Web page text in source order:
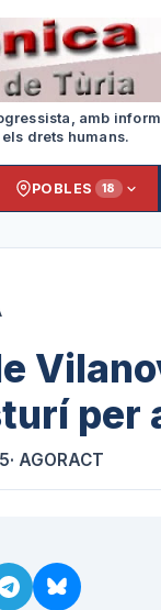
amb
drets humans.
POBLES 18
per
· AGORACT